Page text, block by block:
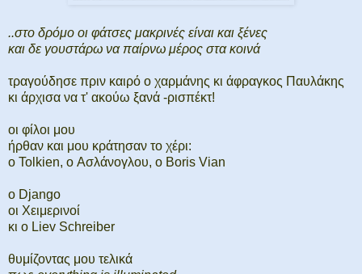
..στο δρόμο οι φάτσες μακρινές είναι και ξένες
και δε γουστάρω να παίρνω μέρος στα κοινά
τραγούδησε πριν καιρό ο χαρμάνης κι άφραγκος Παυλάκης
κι άρχισα να τ' ακούω ξανά -ρισπέκτ!
οι φίλοι μου
ήρθαν και μου κράτησαν το χέρι:
ο Tolkien, o Ασλάνογλου, ο Boris Vian
ο Django
οι Χειμερινοί
κι ο Liev Schreiber
θυμίζοντας μου τελικά